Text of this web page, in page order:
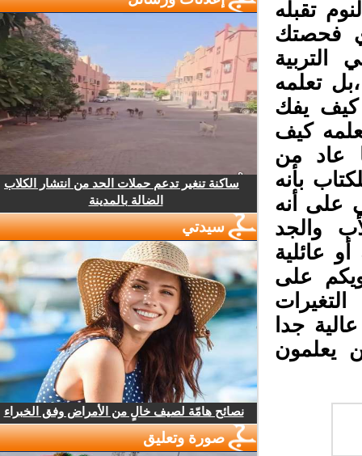
تقبله
فحصتك
تعلمه
يفك
كيف
عاد من
بأنه
على أنه
والجد
عائلية
على
جدا
يعلمون
ساكنة تنغير تدعم حملات الحد من انتشار الكلاب
الضالة بالمدينة
سيدتي
نصائح هامّة لصيف خالٍ من الأمراض وفق الخبراء
صورة وتعليق